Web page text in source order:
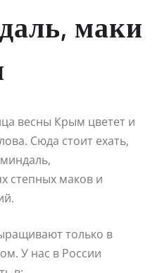
маки
весны Крым цветет и
Сюда стоит ехать,
степных маков и
только в
У нас в России